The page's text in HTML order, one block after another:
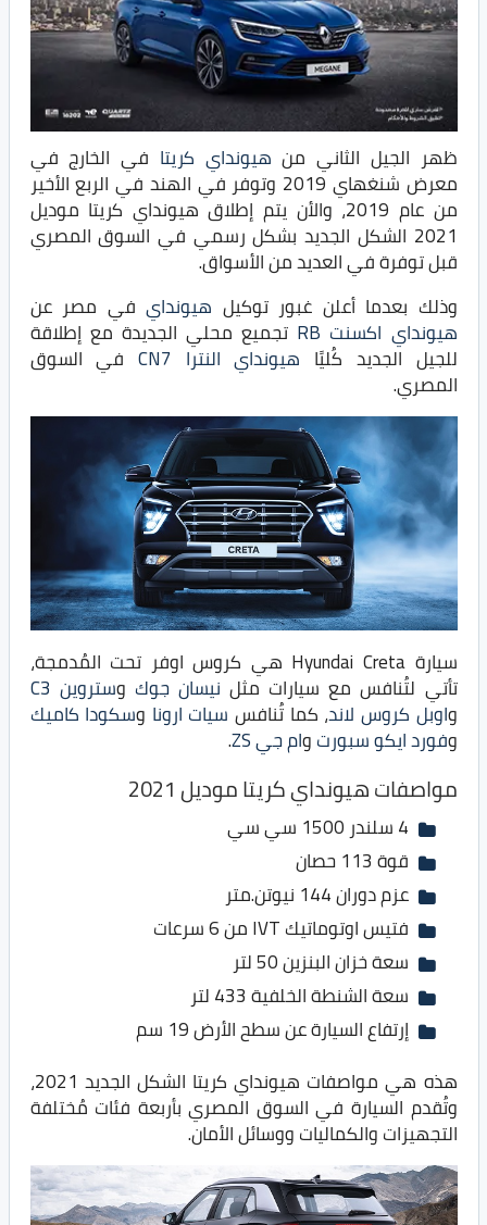
ظهر الجيل الثاني من هيونداي كريتا في الخارج في
معرض شنغهاي 2019 وتوفر في الهند في الربع الأخير
من عام 2019، والأن يتم إطلاق هيونداي كريتا موديل
2021 الشكل الجديد بشكل رسمي في السوق المصري
قبل توفرة في العديد من الأسواق.
وذلك بعدما أعلن غبور توكيل هيونداي في مصر عن
هيونداي اكسنت RB تجميع محلي الجديدة مع إطلاقة
للجيل الجديد كُليًا هيونداي النترا CN7 في السوق
المصري.
سيارة Hyundai Creta هي كروس اوفر تحت المُدمجة،
تأتي لتُنافس مع سيارات مثل نيسان جوك وستروين C3
واوبل كروس لاند، كما تُنافس سيات ارونا وسكودا كاميك
وفورد ايكو سبورتوام جي ZS .
مواصفات هيونداي كريتا موديل 2021
4 سلندر 1500 سي سي
قوة 113 حصان
عزم دوران 144 نيوتن.متر
فتيس اوتوماتيك IVT من 6 سرعات
سعة خزان البنزين 50 لتر
سعة الشنطة الخلفية 433 لتر
إرتفاع السيارة عن سطح الأرض 19 سم
هذه هي مواصفات هيونداي كريتا الشكل الجديد 2021،
وتُقدم السيارة في السوق المصري بأربعة فئات مُختلفة
التجهيزات والكماليات ووسائل الأمان.